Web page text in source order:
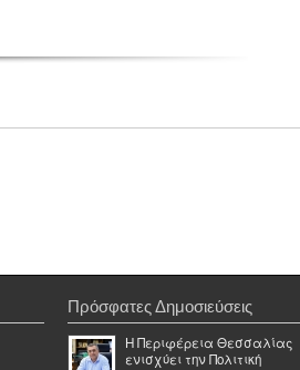
Πρόσφατες Δημοσιεύσεις
Η Περιφέρεια Θεσσαλίας
ενισχύει την Πολιτική